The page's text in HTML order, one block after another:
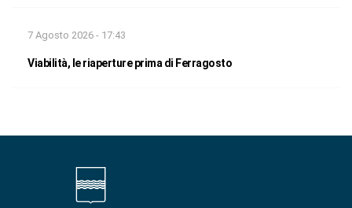
7 Agosto 2026 - 17:43
Viabilità, le riaperture prima di Ferragosto